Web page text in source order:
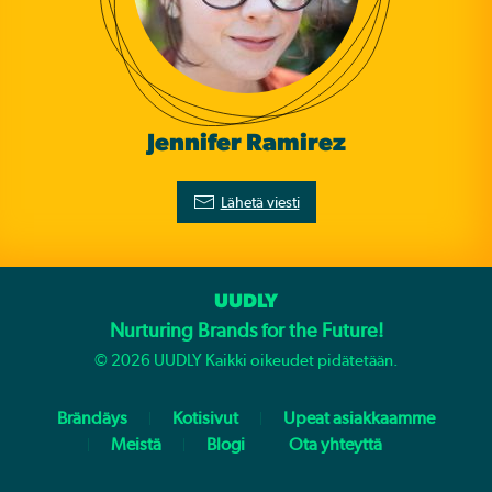
Jennifer Ramirez
Lähetä viesti
UUDLY
Nurturing Brands for the Future!
© 2026 UUDLY Kaikki oikeudet pidätetään.
Brändäys Kotisivut
Upeat asiakkaamme
Meistä
Blogi Ota yhteyttä